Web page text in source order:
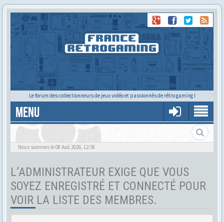
Le forum des collectionneurs de jeux vidéo et passionnés de rétro gaming !
MENU
Tu cherches quelqu'un ?
Nous sommes le 08 Aoû 2026, 12:58
L’ADMINISTRATEUR EXIGE QUE VOUS
SOYEZ ENREGISTRÉ ET CONNECTÉ POUR
VOIR LA LISTE DES MEMBRES.